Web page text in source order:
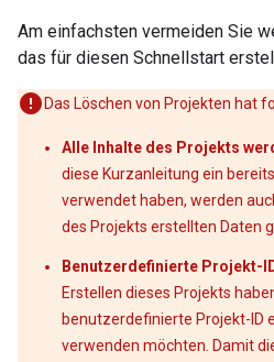
Am einfachsten vermeiden Sie
das für diesen Schnellstart
Das Löschen von Projekten hat
Alle Inhalte des Projekts
diese Kurzanleitung ein
verwendet haben, werden
des Projekts erstellten Daten
Benutzerdefinierte Projekt-
Erstellen dieses Projekts
benutzerdefinierte Projekt-ID
verwenden möchten. Damit